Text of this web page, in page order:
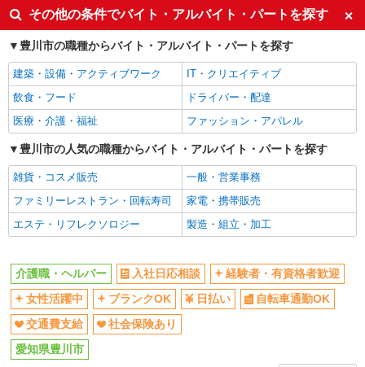
その他の条件でバイト・アルバイト・パートを探す
豊川市の職種からバイト・アルバイト・パートを探す
建築・設備・アクティブワーク
IT・クリエイティブ
飲食・フード
ドライバー・配達
医療・介護・福祉
ファッション・アパレル
豊川市の人気の職種からバイト・アルバイト・パートを探す
雑貨・コスメ販売
一般・営業事務
ファミリーレストラン・回転寿司
家電・携帯販売
エステ・リフレクソロジー
製造・組立・加工
介護職・ヘルパー 入社日応相談
経験者・有資格者歓迎
女性活躍中
ブランクOK 日払い
自転車通勤OK
交通費支給
社会保険あり
愛知県豊川市